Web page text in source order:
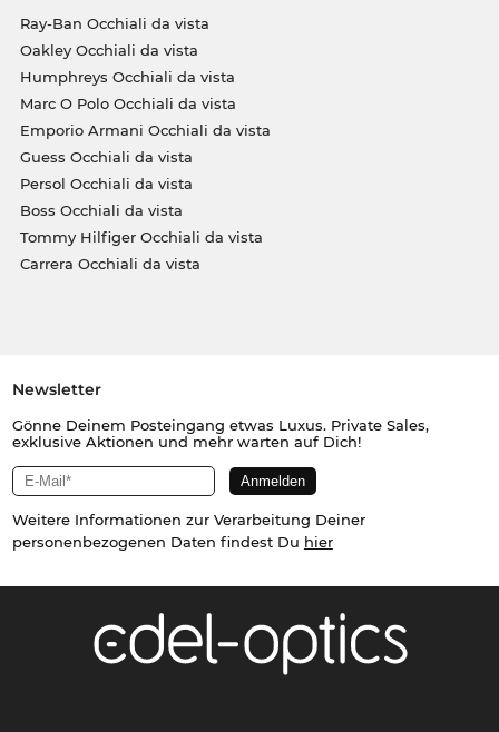
Ray-Ban Occhiali da vista
Oakley Occhiali da vista
Humphreys Occhiali da vista
Marc O Polo Occhiali da vista
Emporio Armani Occhiali da vista
Guess Occhiali da vista
Persol Occhiali da vista
Boss Occhiali da vista
Tommy Hilfiger Occhiali da vista
Carrera Occhiali da vista
Newsletter
Gönne Deinem Posteingang etwas Luxus. Private Sales,
exklusive Aktionen und mehr warten auf Dich!
Weitere Informationen zur Verarbeitung Deiner
personenbezogenen Daten findest Du hier